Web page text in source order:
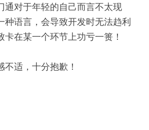
通对于年轻的自己而言不太现
种语言，会导致开发时无法趋利
卡在某一个环节上功亏一篑！
适，十分抱歉！